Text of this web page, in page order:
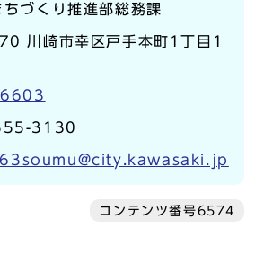
づくり推進部総務課
川崎市幸区戸手本町1丁目1
3130
63soumu@city.kawasaki.jp
コンテンツ番号6574